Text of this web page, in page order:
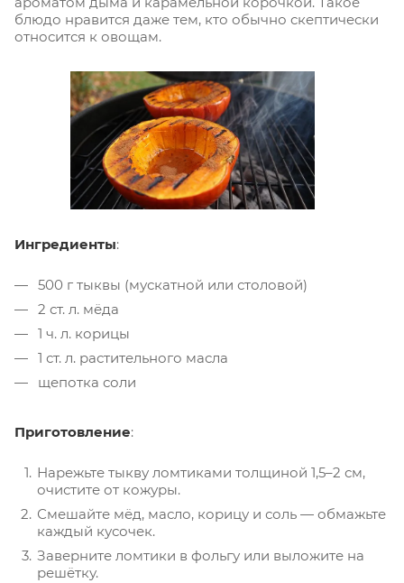
блюдо нравится даже тем, кто обычно скептически
относится к овощам.
Ингредиенты:
500 г тыквы (мускатной или столовой)
2 ст. л. мёда
1 ч. л. корицы
1 ст. л. растительного масла
щепотка соли
Приготовление:
Нарежьте тыкву ломтиками толщиной 1,5–2 см,
очистите от кожуры.
Смешайте мёд, масло, корицу и соль — обмажьте
каждый кусочек.
Заверните ломтики в фольгу или выложите на
решётку.